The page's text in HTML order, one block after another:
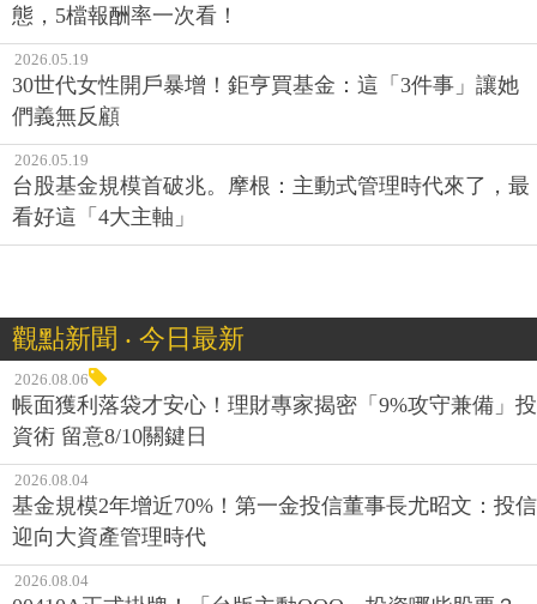
態，5檔報酬率一次看！
2026.05.19
30世代女性開戶暴增！鉅亨買基金：這「3件事」讓她
們義無反顧
2026.05.19
台股基金規模首破兆。摩根：主動式管理時代來了，最
看好這「4大主軸」
觀點新聞 ‧ 今日最新
2026.08.06
帳面獲利落袋才安心！理財專家揭密「9%攻守兼備」投
資術 留意8/10關鍵日
2026.08.04
基金規模2年增近70%！第一金投信董事長尤昭文：投信
迎向大資產管理時代
2026.08.04